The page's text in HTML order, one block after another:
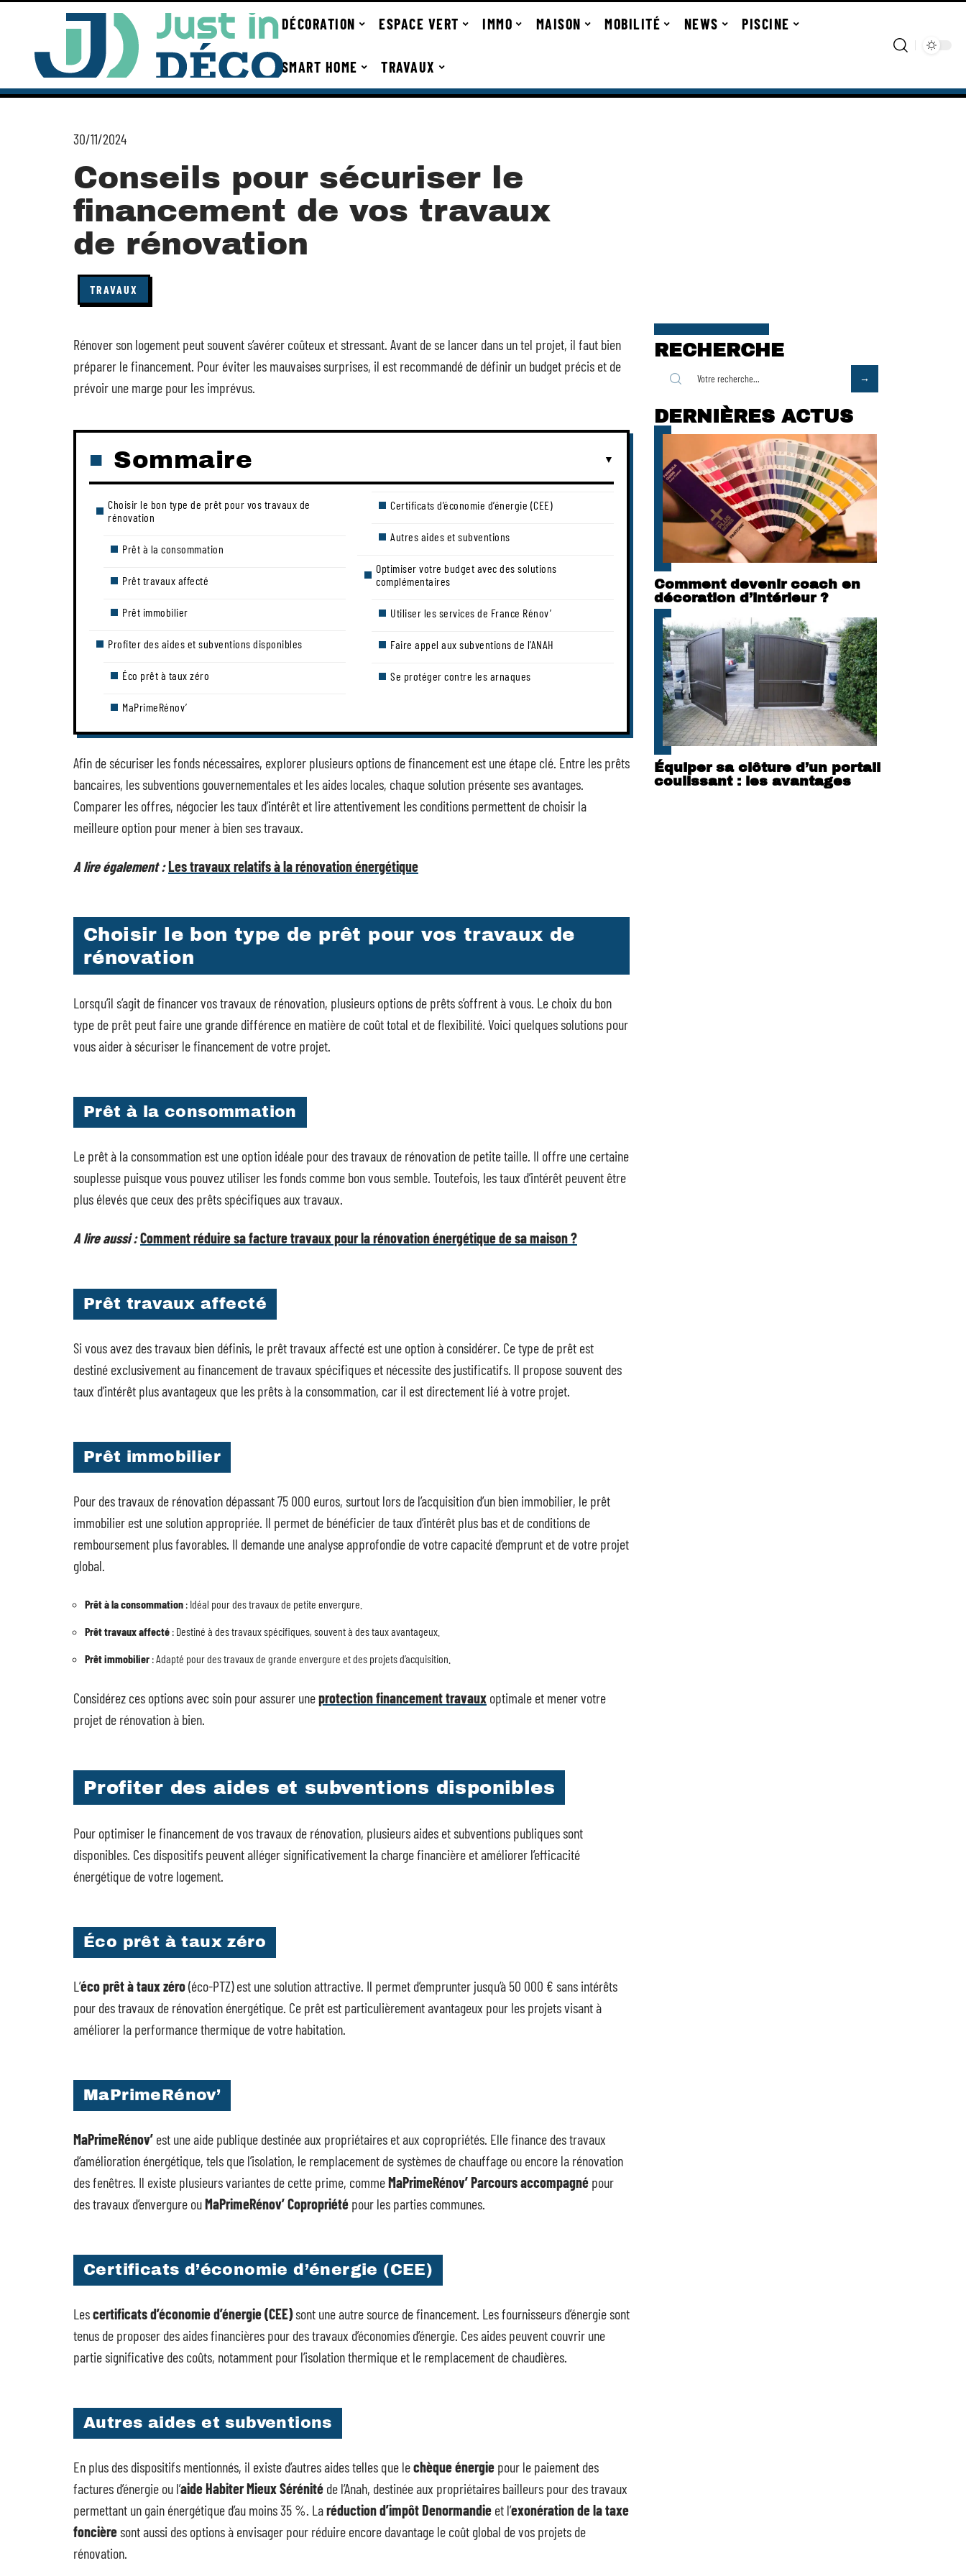
DÉCORATION ESPACE VERT IMMO MAISON MOBILITÉ NEWS PISCINE
SMART HOME TRAVAUX
30/11/2024
Conseils pour sécuriser le
financement de vos travaux
de rénovation
TRAVAUX
Rénover son logement peut souvent s’avérer coûteux et stressant. Avant de se lancer dans un tel projet, il faut bien
préparer le financement. Pour éviter les mauvaises surprises, il est recommandé de définir un budget précis et de
prévoir une marge pour les imprévus.
Sommaire
Choisir le bon type de prêt pour vos travaux de
rénovation
Prêt à la consommation
Prêt travaux affecté
Prêt immobilier
Profiter des aides et subventions disponibles
Éco prêt à taux zéro
MaPrimeRénov’
Certificats d’économie d’énergie (CEE)
Autres aides et subventions
Optimiser votre budget avec des solutions
complémentaires
Utiliser les services de France Rénov’
Faire appel aux subventions de l’ANAH
Se protéger contre les arnaques
Afin de sécuriser les fonds nécessaires, explorer plusieurs options de financement est une étape clé. Entre les prêts
bancaires, les subventions gouvernementales et les aides locales, chaque solution présente ses avantages.
Comparer les offres, négocier les taux d’intérêt et lire attentivement les conditions permettent de choisir la
meilleure option pour mener à bien ses travaux.
A lire également :Les travaux relatifs à la rénovation énergétique
Choisir le bon type de prêt pour vos travaux de
rénovation
Lorsqu’il s’agit de financer vos travaux de rénovation, plusieurs options de prêts s’offrent à vous. Le choix du bon
type de prêt peut faire une grande différence en matière de coût total et de flexibilité. Voici quelques solutions pour
vous aider à sécuriser le financement de votre projet.
Prêt à la consommation
Le prêt à la consommation est une option idéale pour des travaux de rénovation de petite taille. Il offre une certaine
souplesse puisque vous pouvez utiliser les fonds comme bon vous semble. Toutefois, les taux d’intérêt peuvent être
plus élevés que ceux des prêts spécifiques aux travaux.
A lire aussi :Comment réduire sa facture travaux pour la rénovation énergétique de sa maison ?
Prêt travaux affecté
Si vous avez des travaux bien définis, le prêt travaux affecté est une option à considérer. Ce type de prêt est
destiné exclusivement au financement de travaux spécifiques et nécessite des justificatifs. Il propose souvent des
taux d’intérêt plus avantageux que les prêts à la consommation, car il est directement lié à votre projet.
Prêt immobilier
Pour des travaux de rénovation dépassant 75 000 euros, surtout lors de l’acquisition d’un bien immobilier, le prêt
immobilier est une solution appropriée. Il permet de bénéficier de taux d’intérêt plus bas et de conditions de
remboursement plus favorables. Il demande une analyse approfondie de votre capacité d’emprunt et de votre projet
global.
Prêt à la consommation : Idéal pour des travaux de petite envergure.
Prêt travaux affecté : Destiné à des travaux spécifiques, souvent à des taux avantageux.
Prêt immobilier : Adapté pour des travaux de grande envergure et des projets d’acquisition.
Considérez ces options avec soin pour assurer uneprotection financement travaux optimale et mener votre
projet de rénovation à bien.
Profiter des aides et subventions disponibles
Pour optimiser le financement de vos travaux de rénovation, plusieurs aides et subventions publiques sont
disponibles. Ces dispositifs peuvent alléger significativement la charge financière et améliorer l’efficacité
énergétique de votre logement.
Éco prêt à taux zéro
L’éco prêt à taux zéro(éco-PTZ) est une solution attractive. Il permet d’emprunter jusqu’à 50 000 € sans intérêts
pour des travaux de rénovation énergétique. Ce prêt est particulièrement avantageux pour les projets visant à
améliorer la performance thermique de votre habitation.
MaPrimeRénov’
MaPrimeRénov’ est une aide publique destinée aux propriétaires et aux copropriétés. Elle finance des travaux
d’amélioration énergétique, tels que l’isolation, le remplacement de systèmes de chauffage ou encore la rénovation
des fenêtres. Il existe plusieurs variantes de cette prime, commeMaPrimeRénov’ Parcours accompagné pour
des travaux d’envergure ouMaPrimeRénov’ Copropriété pour les parties communes.
Certificats d’économie d’énergie (CEE)
Lescertificats d’économie d’énergie (CEE)sont une autre source de financement. Les fournisseurs d’énergie sont
tenus de proposer des aides financières pour des travaux d’économies d’énergie. Ces aides peuvent couvrir une
partie significative des coûts, notamment pour l’isolation thermique et le remplacement de chaudières.
Autres aides et subventions
En plus des dispositifs mentionnés, il existe d’autres aides telles que lechèque énergie pour le paiement des
factures d’énergie ou l’aide Habiter Mieux Sérénité de l’Anah, destinée aux propriétaires bailleurs pour des travaux
permettant un gain énergétique d’au moins 35 %. Laréduction d’impôt Denormandie et l’exonération de la taxe
foncièresont aussi des options à envisager pour réduire encore davantage le coût global de vos projets de
rénovation.
RECHERCHE
DERNIÈRES ACTUS
Comment devenir coach en
décoration d’intérieur ?
Équiper sa clôture d’un portail
coulissant : les avantages